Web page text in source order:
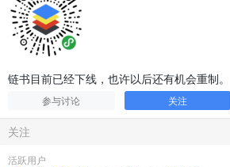
链书目前已经下线，也许以后还有机会重制。
参与讨论 关注
关注
活跃用户